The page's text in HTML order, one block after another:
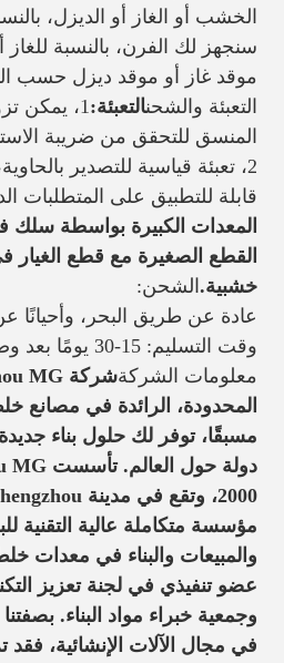
الخشب أو الغاز أو الديزل،
سنجهز لك الفرن، بالنسبة
موقد غاز أو موقد ديزل حسب
التعبئة والشحنالتعبئة: 1، يمكن
المنسق للتحقق من ضريبة
2، تعبئة قياسية للتصدير
قابلة للتطبيق على المتطلبات
المعدات الكبيرة بواسطة سلك
القطع الصغيرة مع قطع الغيار
خشبية. الشحن:
عادة عن طريق البحر، وأحيانًا
وقت التسليم: 15-30 يومًا بعد وصول الإيداع
معلومات الشركة
المحدودة، الرائدة في مصانع
مؤسسة متكاملة عالية التقنية
والمبيعات والبناء في معدات
عضو تنفيذي في لجنة تعزيز
وجمعية خبراء مواد البناء.
في مجال الآلات الإنشائية، فقد